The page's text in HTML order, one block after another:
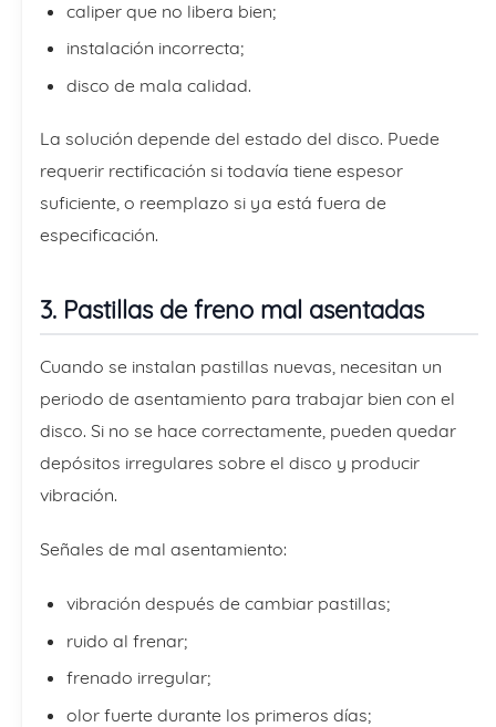
caliper que no libera bien;
instalación incorrecta;
disco de mala calidad.
La solución depende del estado del disco. Puede
requerir rectificación si todavía tiene espesor
suficiente, o reemplazo si ya está fuera de
especificación.
3. Pastillas de freno mal asentadas
Cuando se instalan pastillas nuevas, necesitan un
periodo de asentamiento para trabajar bien con el
disco. Si no se hace correctamente, pueden quedar
depósitos irregulares sobre el disco y producir
vibración.
Señales de mal asentamiento:
vibración después de cambiar pastillas;
ruido al frenar;
frenado irregular;
olor fuerte durante los primeros días;